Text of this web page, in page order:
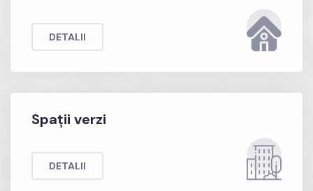
DETALII
Spații verzi
DETALII